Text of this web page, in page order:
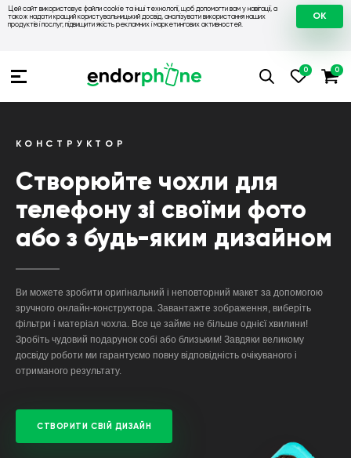
Цей сайт використовує файли cookie та інші технології, щоб допомогти вам у навігації, а
також надати кращий користувальницький досвід, аналізувати використання наших
продуктів і послуг, підвищити якість рекламних і маркетингових активностей.
OK
КОНСТРУКТОР
Створюйте чохли для
телефону зі своїми фото
або з будь-яким дизайном
Ви можете зробити оригінальний і неповторний макет за допомогою
зручного онлайн-конструктора. Завантажте зображення, виберіть
фільтри і матеріал чохла. Все це займе не більше однієї хвилини!
Зробіть чудовий подарунок собі або близьким! Завдяки великому
досвіду роботи ми гарантуємо повну відповідність очікуваного і
отриманого результату.
СТВОРИТИ СВІЙ ДИЗАЙН